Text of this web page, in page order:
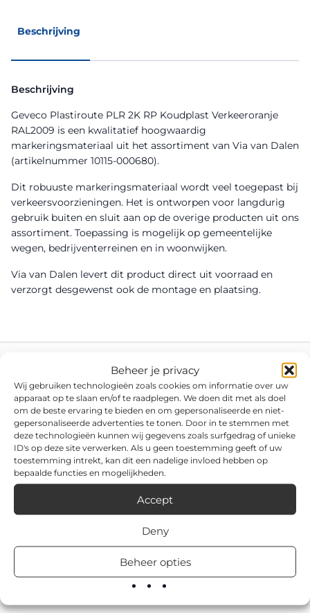
Beheer je privacy
Wij gebruiken technologieën zoals cookies om informatie over uw
apparaat op te slaan en/of te raadplegen. We doen dit met als doel
om de beste ervaring te bieden en om gepersonaliseerde en niet-
gepersonaliseerde advertenties te tonen. Door in te stemmen met
deze technologieën kunnen wij gegevens zoals surfgedrag of unieke
ID's op deze site verwerken. Als u geen toestemming geeft of uw
toestemming intrekt, kan dit een nadelige invloed hebben op
bepaalde functies en mogelijkheden.
Accept
Deny
Beheer opties
Beschrijving
Beschrijving
Geveco Plastiroute PLR 2K RP Koudplast Verkeeroranje
RAL2009 is een kwalitatief hoogwaardig
markeringsmateriaal uit het assortiment van Via van Dalen
(artikelnummer 10115-000680).
Dit robuuste markeringsmateriaal wordt veel toegepast bij
verkeersvoorzieningen. Het is ontworpen voor langdurig
gebruik buiten en sluit aan op de overige producten uit ons
assortiment. Toepassing is mogelijk op gemeentelijke
wegen, bedrijventerreinen en in woonwijken.
Via van Dalen levert dit product direct uit voorraad en
verzorgt desgewenst ook de montage en plaatsing.